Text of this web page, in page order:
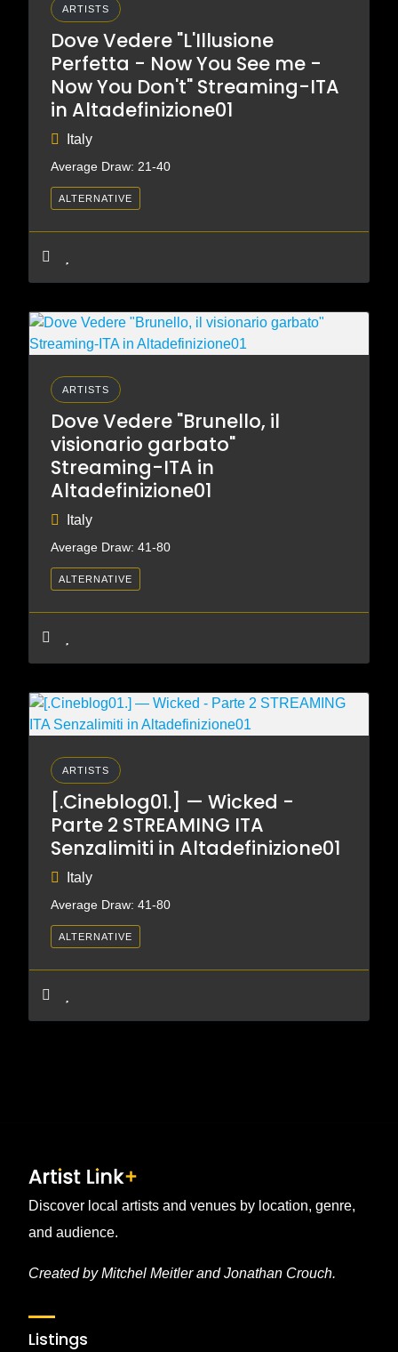
ARTISTS
Dove Vedere "L'Illusione
Perfetta - Now You See me -
Now You Don't" Streaming-ITA
in Altadefinizione01
Italy
Average Draw: 21-40
ALTERNATIVE
ARTISTS
Dove Vedere "Brunello, il
visionario garbato"
Streaming-ITA in
Altadefinizione01
Italy
Average Draw: 41-80
ALTERNATIVE
ARTISTS
[.Cineblog01.] — Wicked -
Parte 2 STREAMING ITA
Senzalimiti in Altadefinizione01
Italy
Average Draw: 41-80
ALTERNATIVE
Discover local artists and venues by location, genre,
and audience.
Created by Mitchel Meitler and Jonathan Crouch.
Listings